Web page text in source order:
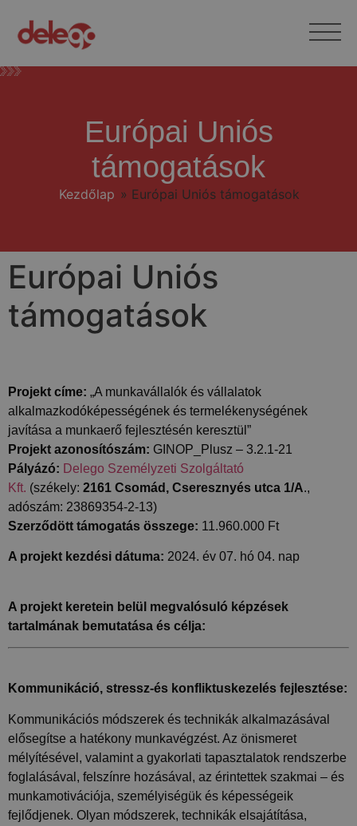
Európai Uniós
támogatások
Kezdőlap » Európai Uniós támogatások
Európai Uniós
támogatások
Projekt címe: „A munkavállalók és vállalatok
alkalmazkodóképességének és termelékenységének
javítása a munkaerő fejlesztésén keresztül”
Projekt azonosítószám: GINOP_Plusz – 3.2.1-21
Pályázó: Delego Személyzeti Szolgáltató
Kft. (székely: 2161 Csomád, Cseresznyés utca 1/A.,
adószám: 23869354-2-13)
Szerződött támogatás összege: 11.960.000 Ft
A projekt kezdési dátuma: 2024. év 07. hó 04. nap
A projekt keretein belül megvalósuló képzések
tartalmának bemutatása és célja:
Kommunikáció, stressz-és konfliktuskezelés fejlesztése:
Kommunikációs módszerek és technikák alkalmazásával
elősegítse a hatékony munkavégzést. Az önismeret
mélyítésével, valamint a gyakorlati tapasztalatok rendszerbe
foglalásával, felszínre hozásával, az érintettek szakmai – és
munkamotivációja, személyiségük és képességeik
fejlődjenek. Olyan módszerek, technikák elsajátítása,